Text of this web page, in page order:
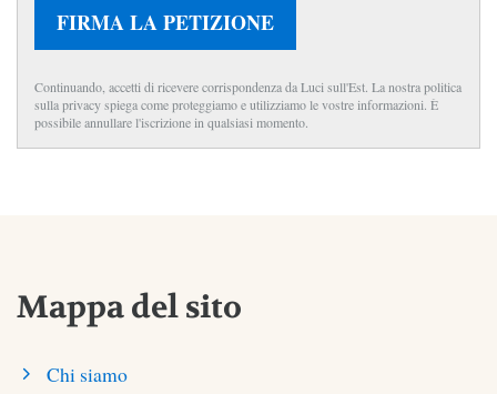
FIRMA LA PETIZIONE
Continuando, accetti di ricevere corrispondenza da Luci sull'Est. La nostra politica
sulla privacy spiega come proteggiamo e utilizziamo le vostre informazioni. È
possibile annullare l'iscrizione in qualsiasi momento.
Mappa del sito
Chi siamo